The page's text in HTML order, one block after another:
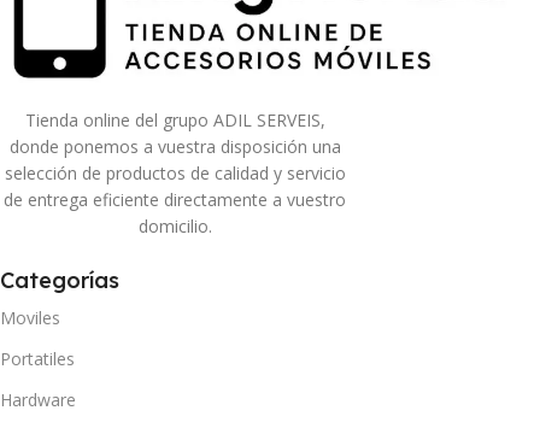
Tienda online del grupo ADIL SERVEIS,
donde ponemos a vuestra disposición una
selección de productos de calidad y servicio
de entrega eficiente directamente a vuestro
domicilio.
Categorías
Moviles
Portatiles
Hardware